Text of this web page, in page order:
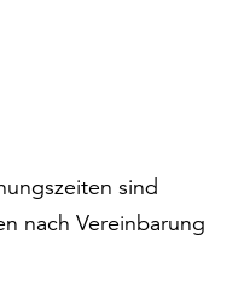
sind
nach Vereinbarung